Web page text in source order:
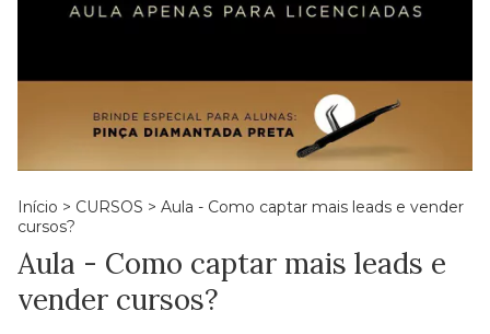
Início > CURSOS > Aula - Como captar mais leads e vender
cursos?
Aula - Como captar mais leads e
vender cursos?